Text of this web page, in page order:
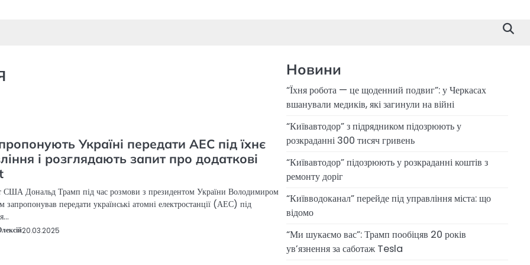
Україні передати АЕС під їхнє
і розглядають запит про додаткові
США Дональд Трамп під час розмови з президентом України Володимиром
запропонував передати українські атомні електростанції (АЕС) під
20.03.2025
Новини
“Їхня робота — це щоденний подвиг”: у Черкасах
вшанували медиків, які загинули на війні
“Київавтодор” з підрядником підозрюють у
розкраданні 300 тисяч гривень
“Київавтодор” підозрюють у розкраданні коштів з
ремонту доріг
“Київводоканал” перейде під управління міста: що
відомо
“Ми шукаємо вас”: Трамп пообіцяв 20 років
ув’язнення за саботаж Tesla